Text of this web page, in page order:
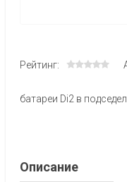
Рейтинг:
батареи Di2 в
Описание